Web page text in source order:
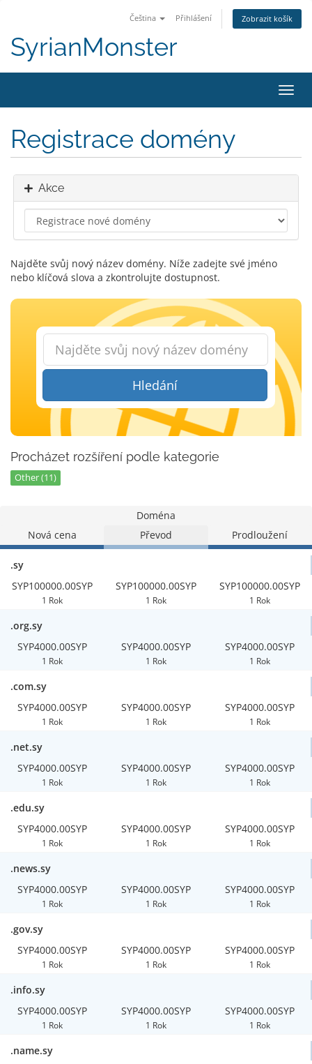
Čeština Přihlášení Zobrazit košík
SyrianMonster
Registrace domény
Akce
Najděte svůj nový název domény. Níže zadejte své jméno
nebo klíčová slova a zkontrolujte dostupnost.
Hledání
Procházet rozšíření podle kategorie
Other (11)
Doména
Nová cena
Převod Prodloužení
.sy
SYP100000.00SYP
1 Rok
SYP100000.00SYP
1 Rok
SYP100000.00SYP
1 Rok
.org.sy
SYP4000.00SYP
1 Rok
SYP4000.00SYP
1 Rok
SYP4000.00SYP
1 Rok
.com.sy
SYP4000.00SYP
1 Rok
SYP4000.00SYP
1 Rok
SYP4000.00SYP
1 Rok
.net.sy
SYP4000.00SYP
1 Rok
SYP4000.00SYP
1 Rok
SYP4000.00SYP
1 Rok
.edu.sy
SYP4000.00SYP
1 Rok
SYP4000.00SYP
1 Rok
SYP4000.00SYP
1 Rok
.news.sy
SYP4000.00SYP
1 Rok
SYP4000.00SYP
1 Rok
SYP4000.00SYP
1 Rok
.gov.sy
SYP4000.00SYP
1 Rok
SYP4000.00SYP
1 Rok
SYP4000.00SYP
1 Rok
.info.sy
SYP4000.00SYP
1 Rok
SYP4000.00SYP
1 Rok
SYP4000.00SYP
1 Rok
.name.sy